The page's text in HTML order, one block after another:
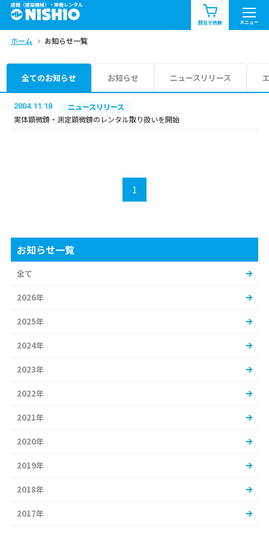
建機（建設機械）・重機レンタル
問合せ依頼 メニュー
商品一覧 お知らせ一覧
問合せ依頼リスト
エリア情報を見る
ホーム お知らせ一覧
全てのお知らせ お知らせ ニュースリリース
2004.11.18
ニュースリリース
実体顕微鏡・測定顕微鏡のレンタル取り扱いを開始
1
お知らせ一覧
全て
2026年
2025年
2024年
2023年
2022年
2021年
2020年
2019年
2018年
2017年